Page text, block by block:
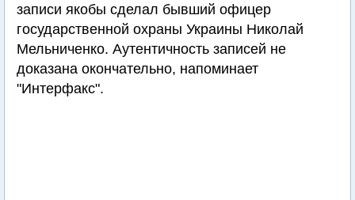
записи якобы сделал бывший офицер
государственной охраны Украины Николай
Мельниченко. Аутентичность записей не
доказана окончательно, напоминает
"Интерфакс".